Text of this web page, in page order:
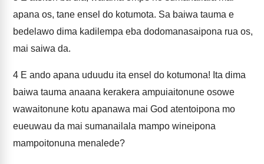
apana os, tane ensel do kotumota. Sa baiwa tauma e
bedelawo dima kadilempa eba dodomanasaipona rua os,
mai saiwa da.
4 E ando apana uduudu ita ensel do kotumona! Ita dima
baiwa tauma anaana kerakera ampuiaitonune osowe
wawaitonune kotu apanawa mai God atentoipona mo
eueuwau da mai sumanailala mampo wineipona
mampoitonuna menalede?